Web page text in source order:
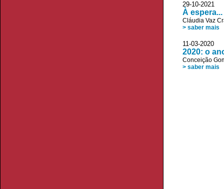
29-10-2021
À espera...
Cláudia Vaz
> saber mais
11-03-
2020: o
Conceição
> saber mais